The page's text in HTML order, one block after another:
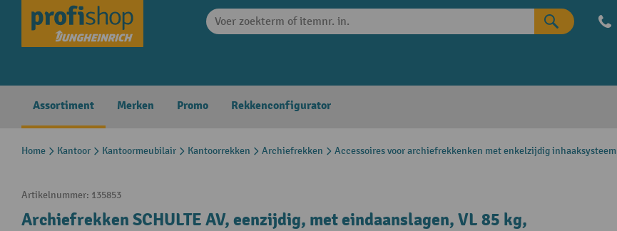
Skip to main navigation
Assortiment Merken Promo Rekkenconfigurator
Home Kantoor Kantoormeubilair Kantoorrekken Archiefrekken Accessoires voor archiefrekkenken met enkelzijdig inhaaksysteem
Artikelnummer: 135853
Archiefrekken SCHULTE AV, eenzijdig, met eindaanslagen, VL 85 kg,